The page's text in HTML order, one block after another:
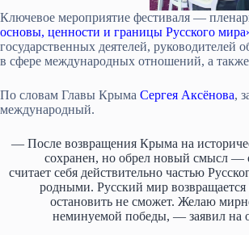
Ключевое мероприятие фестиваля —
основы, ценности и границы Русского
государственных деятелей,
в сфере международных отношений, а также
По словам Главы Крыма Сергея Аксёнова,
международный.
— После возвращения Крыма на
сохранен, но обрел новый смысл —
считает себя действительно частью
родными. Русский мир
остановить не сможет. Желаю
неминуемой победы, — заявил на